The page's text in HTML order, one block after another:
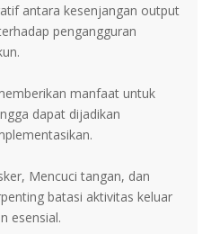
antara kesenjangan output
pengangguran
manfaat untuk
dapat dijadikan
Mencuci tangan, dan
batasi aktivitas keluar
esensial.